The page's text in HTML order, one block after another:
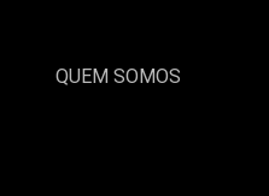
QUEM SOMOS